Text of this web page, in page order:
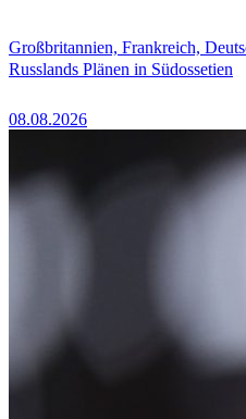
Großbritannien, Frankreich,
Russlands Plänen in Südossetien
08.08.2026